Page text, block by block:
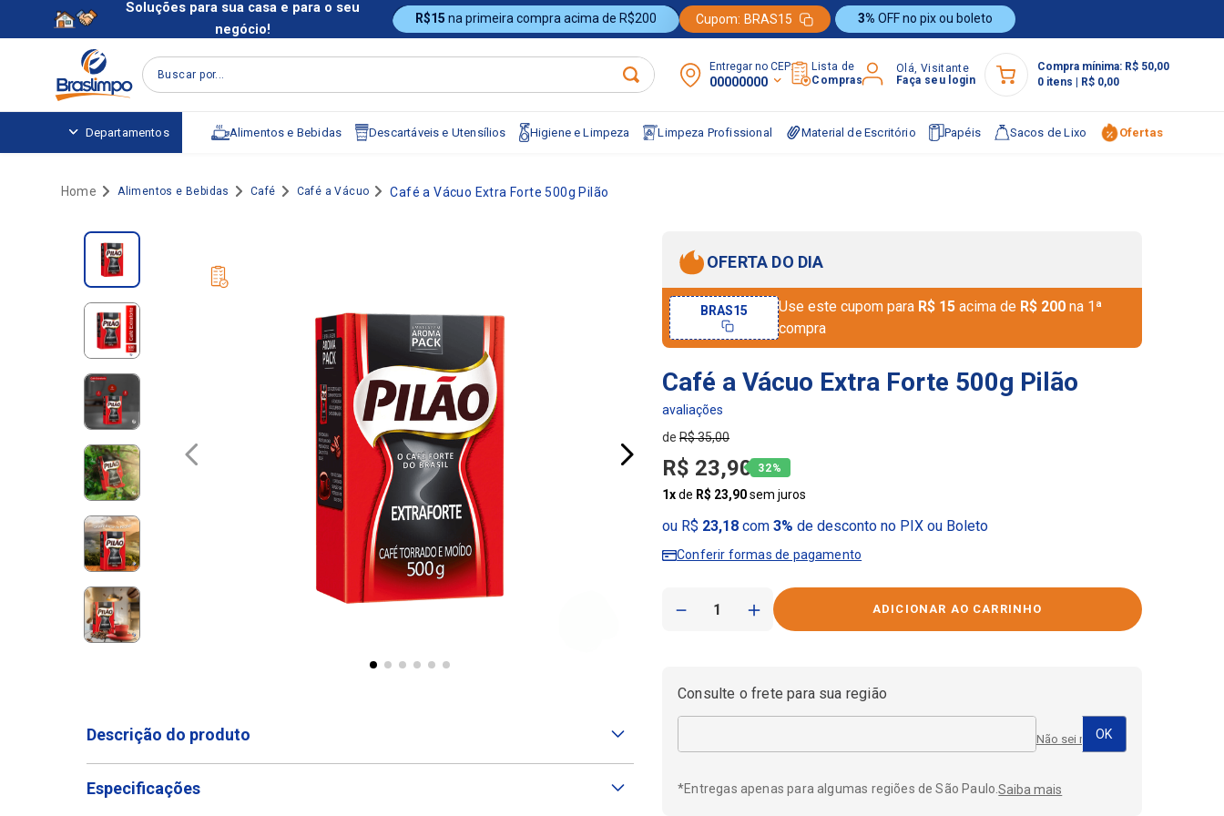
Soluções para sua casa e para o seu
negócio!
R$15 na primeira compra acima de R$200 Cupom: BRAS15 3% OFF no pix ou boleto
Buscar por... Entregar no CEP:
00000000
Lista de
Compras
Olá, Visitante
Faça seu login
Compra mínima: R$ 50,00
0 itens R$ 0,00
Departamentos Alimentos e Bebidas Descartáveis e Utensílios Higiene e Limpeza Limpeza Profissional Material de Escritório Papéis Sacos de Lixo Ofertas
Alimentos e Bebidas Café Café a Vácuo Café a Vácuo Extra Forte 500g Pilão
Descrição do produto
Especificações
OFERTA DO DIA
Use este cupom para R$ 15 acima de R$ 200 na 1ª
compra
BRAS15
Café a Vácuo Extra Forte 500g Pilão
R$35,00
R$ 23,90 32%
1xde R$ 23,90sem juros
ou R$ 23,18 com3% de desconto no PIX ou Boleto
Conferir formas de pagamento
＋
－
Consulte o frete para sua região
Não sei meu CEP
*Entregas apenas para algumas regiões de São Paulo.Saiba mais